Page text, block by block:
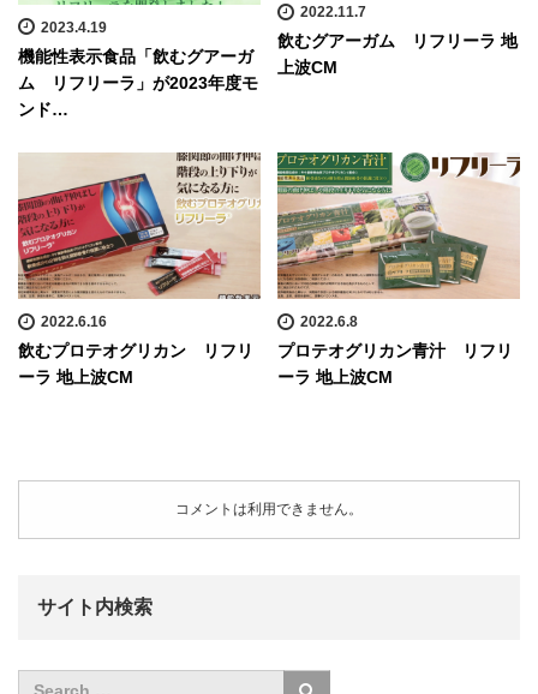
2023.4.19
機能性表示食品「飲むグアーガ
ム リフリーラ」が2023年度モ
ンド…
2022.11.7
飲むグアーガム リフリーラ 地
上波CM
2022.6.16
飲むプロテオグリカン リフリ
ーラ 地上波CM
2022.6.8
プロテオグリカン青汁 リフリ
ーラ 地上波CM
コメントは利用できません。
サイト内検索